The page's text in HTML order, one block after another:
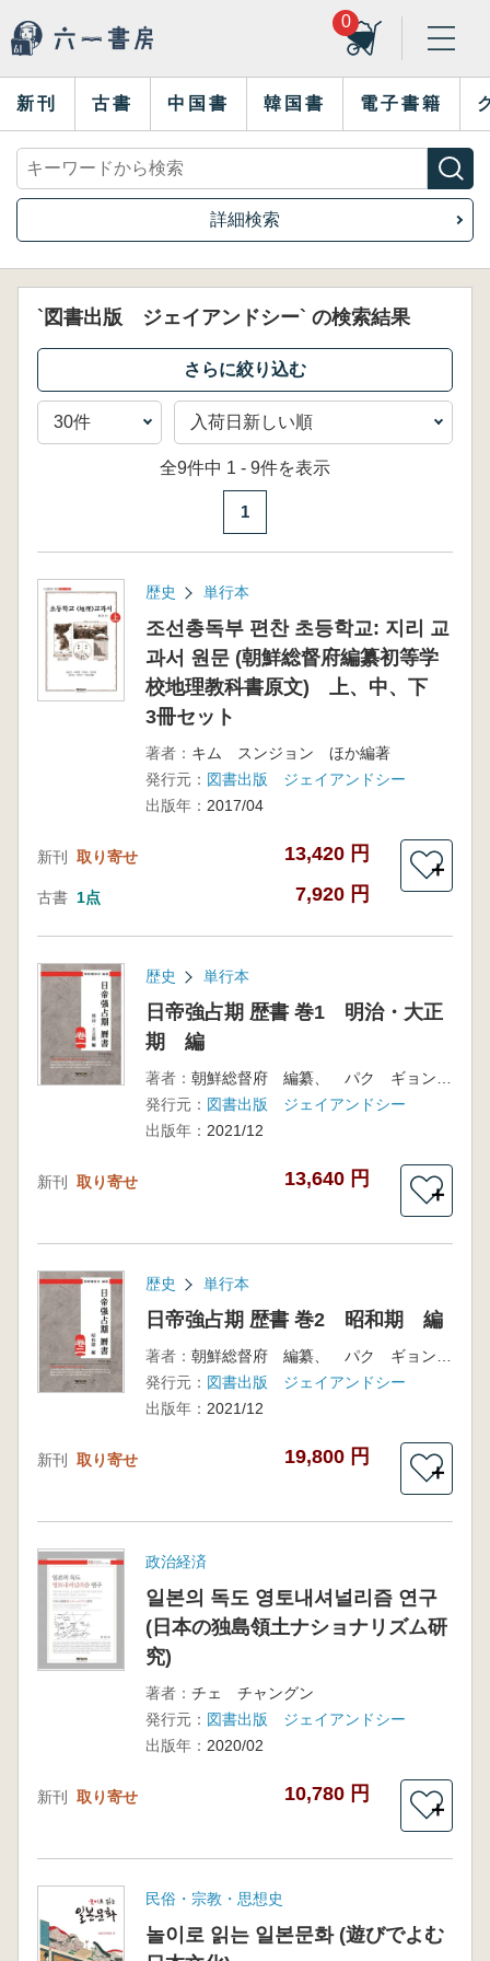
0
新刊 古書 中国書 韓国書 電子書籍
詳細検索
`図書出版 ジェイアンドシー` の検索結果
全9件中 1 - 9件を表示
1
歴史 単行本
조선총독부 편찬 초등학교: 지리 교
과서 원문 (朝鮮総督府編纂初等学
校地理教科書原文) 上、中、下
3冊セット
著者： キム スンジョン ほか編著
発行元： 図書出版 ジェイアンドシー
出版年： 2017/04
新刊 取り寄せ 13,420 円
古書 1点 7,920 円
＋
歴史 単行本
日帝強占期 歴書 巻1 明治・大正
期 編
著者：
発行元： 図書出版 ジェイアンドシー
出版年： 2021/12
新刊 取り寄せ 13,640 円
＋
歴史 単行本
日帝強占期 歴書 巻2 昭和期 編
著者：
発行元： 図書出版 ジェイアンドシー
出版年： 2021/12
新刊 取り寄せ 19,800 円
＋
政治経済
일본의 독도 영토내셔널리즘 연구
(日本の独島領土ナショナリズム研
究)
著者： チェ チャングン
発行元： 図書出版 ジェイアンドシー
出版年： 2020/02
新刊 取り寄せ 10,780 円
＋
民俗・宗教・思想史
놀이로 읽는 일본문화 (遊びでよむ